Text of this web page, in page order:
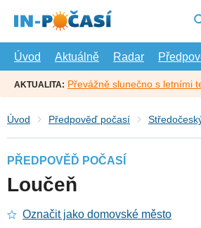
hlavní
Úvod
Aktuálně Radar
AKTUALITA: Převážně slunečno s letními
Úvod Předpověď počasí
PŘEDPOVĚĎ POČASÍ
Loučeň
Označit jako domovské město